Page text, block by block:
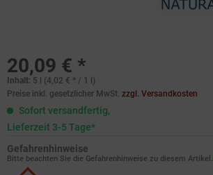
20,09 € *
Inhalt: 5 l (4,02 € * / 1 l)
Preise inkl. gesetzlicher MwSt. zzgl. Versandkosten
Sofort versandfertig,
Lieferzeit 3-5 Tage*
Gefahrenhinweise
Bitte beachten Sie die Gefahrenhinweise zu diesem Artikel.